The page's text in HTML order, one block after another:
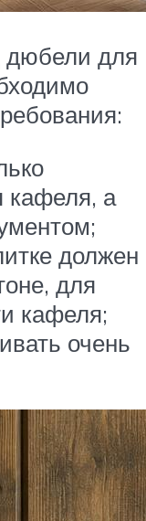
дюбели для
кафеля, а
должен
для
кафеля;
очень